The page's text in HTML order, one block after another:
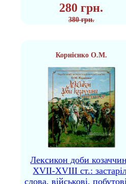
280 грн.
380 грн.
Корнієнко О.М.
Лексикон доби
XVII-XVIII ст.:
слова, військові,